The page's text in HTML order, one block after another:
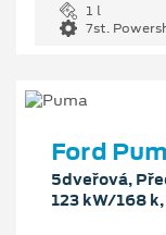
1 l
7st.
Ford
5dveřová,
123 kW/168